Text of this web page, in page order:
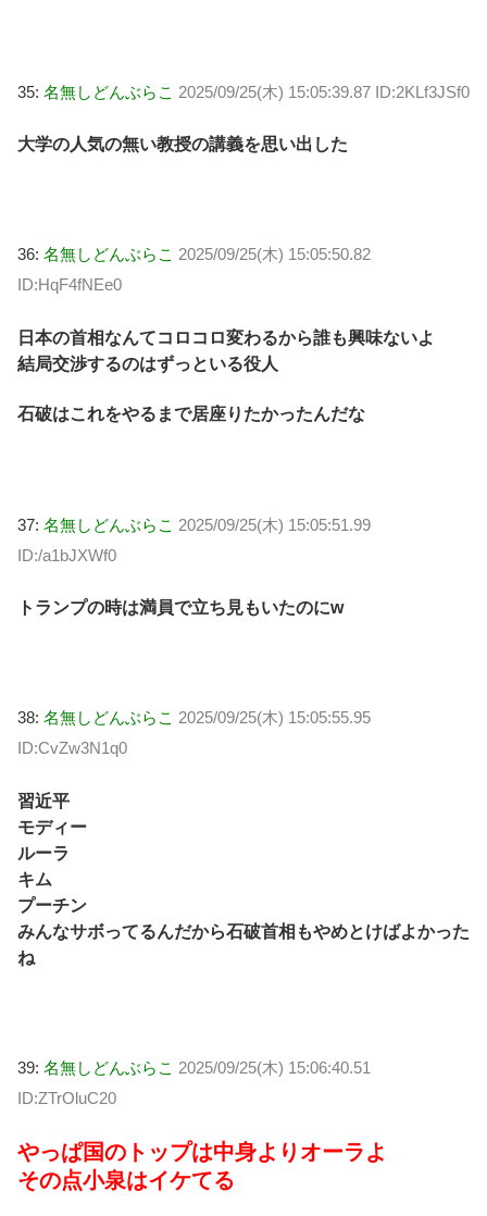
35: 名無しどんぶらこ 2025/09/25(木) 15:05:39.87 ID:2KLf3JSf0
大学の人気の無い教授の講義を思い出した
36: 名無しどんぶらこ 2025/09/25(木) 15:05:50.82
ID:HqF4fNEe0
日本の首相なんてコロコロ変わるから誰も興味ないよ
結局交渉するのはずっといる役人
石破はこれをやるまで居座りたかったんだな
37: 名無しどんぶらこ 2025/09/25(木) 15:05:51.99
ID:/a1bJXWf0
トランプの時は満員で立ち見もいたのにw
38: 名無しどんぶらこ 2025/09/25(木) 15:05:55.95
ID:CvZw3N1q0
習近平
モディー
ルーラ
キム
プーチン
みんなサボってるんだから石破首相もやめとけばよかった
ね
39: 名無しどんぶらこ 2025/09/25(木) 15:06:40.51
ID:ZTrOluC20
やっぱ国のトップは中身よりオーラよ
その点小泉はイケてる